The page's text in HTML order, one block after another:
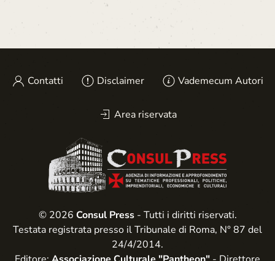
Contatti Disclaimer Vademecum Autori
Area riservata
© 2026 Consul Press- Tutti i diritti riservati.
Testata registrata presso il Tribunale di Roma, N° 87 del
24/4/2014.